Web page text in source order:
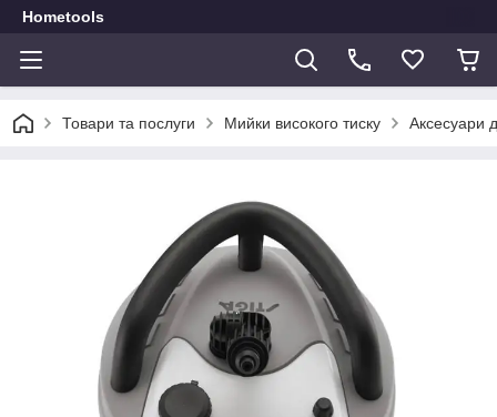
Hometools
Товари та послуги Мийки високого тиску Аксесуари